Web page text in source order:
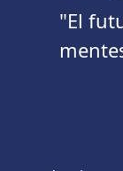
"El